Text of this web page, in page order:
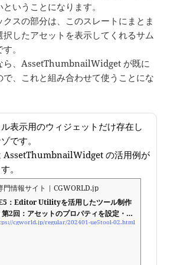
いうことになります。
クスの部分は、このスレートにまとま
択したアセットを表示してくれるサム
。
ら、AssetThumbnailWidget が既に
、これと組み合わせて使うことにな
表示用のウィジェットだけ存在し
です。
AssetThumbnailWidget の活用例が
。
門情報サイト | CGWORLD.jp
：Editor Utilityを活用したツール制作
第2回：アセットのプロパティを設定・取
るツール
cgworld.jp/regular/202401-ue5tool-02.html